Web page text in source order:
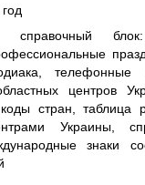
справочный
телефонные
центров
стран, таблица
Украины,
знаки